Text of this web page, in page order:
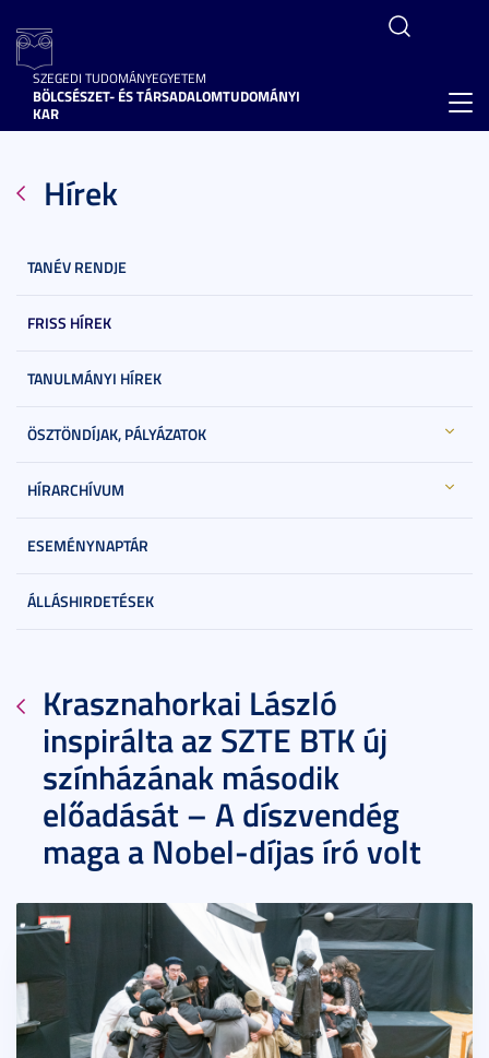
SZEGEDI TUDOMÁNYEGYETEM
BÖLCSÉSZET- ÉS TÁRSADALOMTUDOMÁNYI
KAR
Hírek
TANÉV RENDJE
FRISS HÍREK
TANULMÁNYI HÍREK
ÖSZTÖNDÍJAK, PÁLYÁZATOK
HÍRARCHÍVUM
ESEMÉNYNAPTÁR
ÁLLÁSHIRDETÉSEK
Krasznahorkai László
inspirálta az SZTE BTK új
színházának második
előadását – A díszvendég
maga a Nobel-díjas író volt